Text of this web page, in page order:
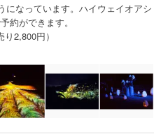
になっています。ハイウェイオアシ
約ができます。
2,800円）